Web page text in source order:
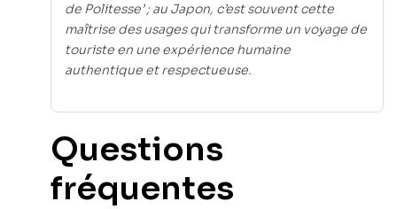
de Politesse’ ; au Japon, c’est souvent cette
maîtrise des usages qui transforme un voyage de
touriste en une expérience humaine
authentique et respectueuse.
Questions
fréquentes